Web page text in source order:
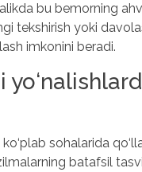
bu bemorning
tekshirish yoki
imkonini beradi.
sohalarida
batafsil